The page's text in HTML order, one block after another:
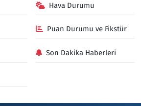
Hava Durumu
Puan Durumu ve Fikstür
Son Dakika Haberleri